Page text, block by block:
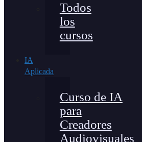
Todos
los
cursos
IA
Aplicada
Curso de IA
para
Creadores
Audiovisuales